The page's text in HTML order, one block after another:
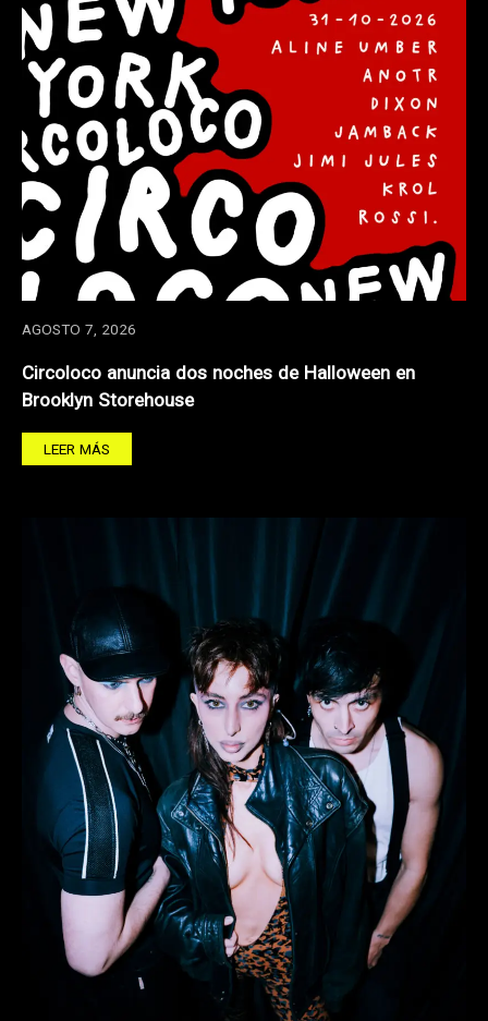
AGOSTO 7, 2026
Circoloco anuncia dos noches de Halloween en
Brooklyn Storehouse
LEER MÁS